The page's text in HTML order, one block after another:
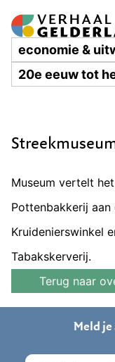
Museum vertelt
Pottenbakkerij aan
Kruidenierswinkel
Tabakskerverij.
Terug naar
Meld